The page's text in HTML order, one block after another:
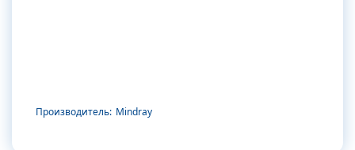
Производитель: Mindray